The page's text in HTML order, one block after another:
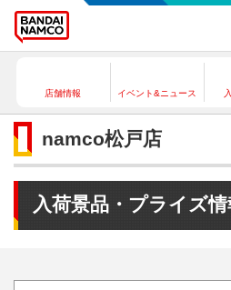
店舗情報 イベント&ニュース
namco松戸店
入荷景品・プライズ情